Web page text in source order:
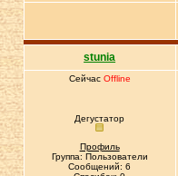
stunia
Сейчас Offline
Дегустатор
Профиль
Группа: Пользователи
Сообщений: 6